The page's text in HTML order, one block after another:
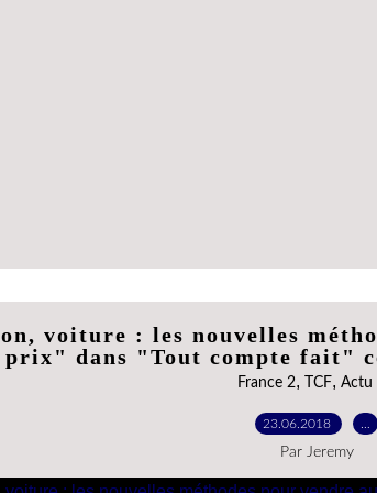
voiture : les nouvelles
prix" dans "Tout compte fait"
France 2, TCF, Actu
23.06.2018
Par Jeremy